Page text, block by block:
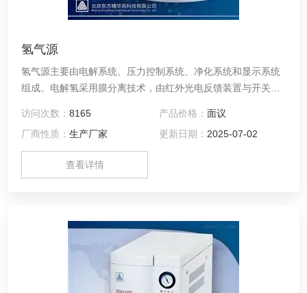
氢气源
氢气源主要由电解系统、压力控制系统、净化系统和显示系统
组成。电解氢采用膜分离技术，由红外光电反馈装置与开关电
整，维持输出压力的稳定。
访问次数：8165 产品价格： 面议
厂商性质：生产厂家 更新日期： 2025-07-02
查看详情